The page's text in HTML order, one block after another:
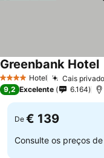
4 EstrelasHotel Cais
Greenbank Hotel
9,2 Excelente 6.164
De € 139
Consulte os preços de